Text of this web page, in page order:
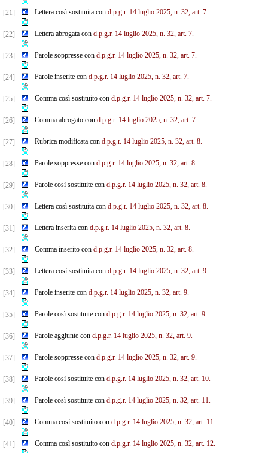
[21] Lettera così sostituita con d.p.g.r. 14 luglio 2025, n. 32, art. 7.
[22] Lettera abrogata con d.p.g.r. 14 luglio 2025, n. 32, art. 7.
[23] Parole soppresse con d.p.g.r. 14 luglio 2025, n. 32, art. 7.
[24] Parole inserite con d.p.g.r. 14 luglio 2025, n. 32, art. 7.
[25] Comma così sostituito con d.p.g.r. 14 luglio 2025, n. 32, art. 7.
[26] Comma abrogato con d.p.g.r. 14 luglio 2025, n. 32, art. 7.
[27] Rubrica modificata con d.p.g.r. 14 luglio 2025, n. 32, art. 8.
[28] Parole soppresse con d.p.g.r. 14 luglio 2025, n. 32, art. 8.
[29] Parole così sostituite con d.p.g.r. 14 luglio 2025, n. 32, art. 8.
[30] Lettera così sostituita con d.p.g.r. 14 luglio 2025, n. 32, art. 8.
[31] Lettera inserita con d.p.g.r. 14 luglio 2025, n. 32, art. 8.
[32] Comma inserito con d.p.g.r. 14 luglio 2025, n. 32, art. 8.
[33] Lettera così sostituita con d.p.g.r. 14 luglio 2025, n. 32, art. 9.
[34] Parole inserite con d.p.g.r. 14 luglio 2025, n. 32, art. 9.
[35] Parole così sostituite con d.p.g.r. 14 luglio 2025, n. 32, art. 9.
[36] Parole aggiunte con d.p.g.r. 14 luglio 2025, n. 32, art. 9.
[37] Parole soppresse con d.p.g.r. 14 luglio 2025, n. 32, art. 9.
[38] Parole così sostituite con d.p.g.r. 14 luglio 2025, n. 32, art. 10.
[39] Parole così sostituite con d.p.g.r. 14 luglio 2025, n. 32, art. 11.
[40] Comma così sostituito con d.p.g.r. 14 luglio 2025, n. 32, art. 11.
[41] Comma così sostituito con d.p.g.r. 14 luglio 2025, n. 32, art. 12.